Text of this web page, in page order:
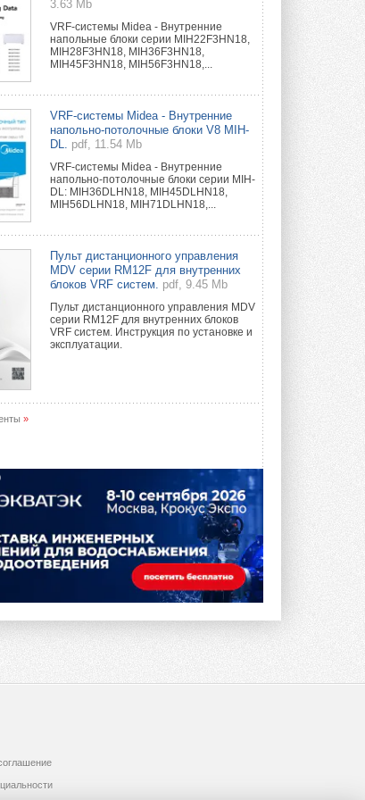
3.63 Mb
VRF-системы Midea - Внутренние
напольные блоки серии MIH22F3HN18,
MIH28F3HN18, MIH36F3HN18,
MIH45F3HN18, MIH56F3HN18,...
VRF-системы Midea - Внутренние
напольно-потолочные блоки V8 MIH-
DL.
pdf, 11.54 Mb
VRF-системы Midea - Внутренние
напольно-потолочные блоки серии MIH-
DL: MIH36DLHN18, MIH45DLHN18,
MIH56DLHN18, MIH71DLHN18,...
Пульт дистанционного управления
MDV серии RM12F для внутренних
блоков VRF систем.
pdf, 9.45 Mb
Пульт дистанционного управления MDV
серии RM12F для внутренних блоков
VRF систем. Инструкция по установке и
эксплуатации.
»